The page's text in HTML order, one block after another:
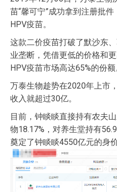
苗“馨可宁”成功拿到注册批
HPV疫苗。
这款二价疫苗打破了默沙东
业垄断，凭借更低的价格和
HPV疫苗市场高达65%的份额
万泰生物趁势在2020年上市
收入就超过30亿。
目前，钟睒睒直接持有农夫
物18.17%，对养生堂持有
奠定了钟睒睒4550亿元的身价